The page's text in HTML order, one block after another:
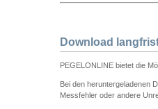
Download
PEGELONLINE bietet die
Bei den heruntergeladenen
Messfehler oder andere